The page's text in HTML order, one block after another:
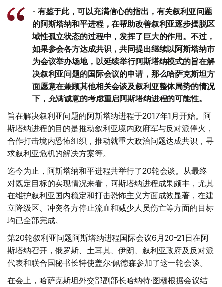
- 有鉴于此，可以充满信心的指出，有关叙利亚问题
的阿斯塔纳和平进程，在帮助改善叙利亚逐步摆脱区
域性孤立状态的过程中，发挥了巨大的作用。不过，
如果参会各方达成共识，共同提出继续以阿斯塔纳市
为会议举办场地，以延续举行阿斯塔纳模式的旨在解
决叙利亚问题的国际会议的申请，那么哈萨克斯坦方
面愿意在兼顾其他相关会谈及叙利亚整体局势的情况
下，充满诚意的考虑重启阿斯塔纳进程的可能性。
旨在解决叙利亚问题的阿斯塔纳进程于2017年1月开始。阿
斯塔纳进程的目的是推动叙利亚境内政府军与反对派停火，
合作打击境内恐怖组织，推动就重大政治问题达成共识，寻
求叙利亚危机的解决方案等。
迄今为止，阿斯塔纳和平进程共举行了20轮会谈。从最终
对既定目标的实现情况来看，阿斯塔纳进程成果颇丰，尤其
在维护叙利亚国内稳定和打击恐怖主义方面成效显著，在建
立降级区、冲突各方停止流血和减少人员伤亡等方面的目标
均已全部完成。
第20轮叙利亚问题阿斯塔纳进程国际会议6月20-21日在阿
斯塔纳召开，俄罗斯、土耳其、伊朗、叙利亚政府及反对派
代表和联合国秘书长特使盖尔·佩德森参加了这一轮会谈。
在会上，哈萨克斯坦外交部副部长哈纳特·图穆根据会议结